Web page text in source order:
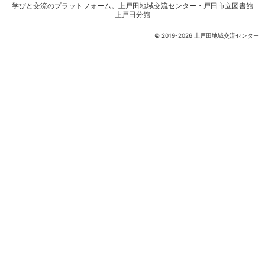
© 2019-2026 上戸田地域交流センター
学びと交流のプラットフォーム。
上戸田地域交流センター・戸田市立図書館
上戸田分館